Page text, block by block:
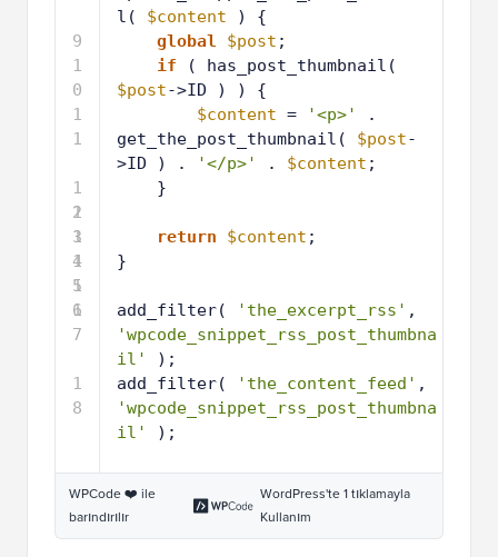
9
1
0
1
1
1
2
1
3
1
4
1
5
1
6
1
7
1
8
l( $content
) {
global
$post ;
if
$post->ID ) ) {
$content = '<p>'
.
get_the_post_thumbnail( $post-
>ID ) .
'</p>' . $content ;
}
return $content ;
}
add_filter( 'the_excerpt_rss'
'wpcode_snippet_rss_post_thumbna
il'
);
add_filter(
'the_content_feed'
'wpcode_snippet_rss_post_thumbna
il'
);
WPCode ❤️ ile
barındırılır
WordPress'te 1 tıklamayla
Kullanım